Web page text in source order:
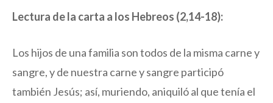
Lectura de la carta a los Hebreos (2,14-18):
Los hijos de una familia son todos de la misma carne y
sangre, y de nuestra carne y sangre participó
también Jesús; así, muriendo, aniquiló al que tenía el